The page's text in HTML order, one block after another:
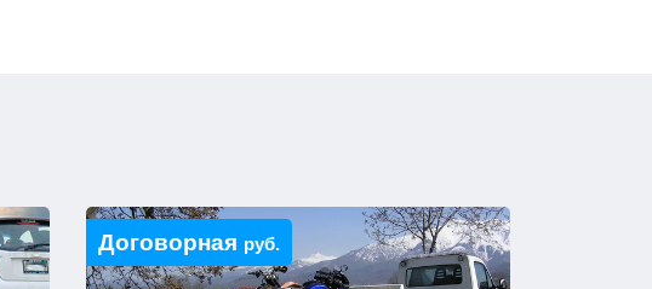
Договорная руб.